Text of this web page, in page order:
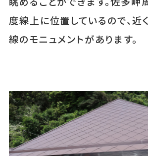
度線上に位置しているので、近
線のモニュメントがあります。